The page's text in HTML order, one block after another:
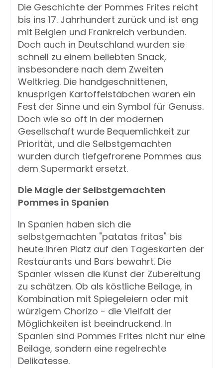
Die Geschichte der Pommes Frites reicht
bis ins 17. Jahrhundert zurück und ist eng
mit Belgien und Frankreich verbunden.
Doch auch in Deutschland wurden sie
schnell zu einem beliebten Snack,
insbesondere nach dem Zweiten
Weltkrieg. Die handgeschnittenen,
knusprigen Kartoffelstäbchen waren ein
Fest der Sinne und ein Symbol für Genuss.
Doch wie so oft in der modernen
Gesellschaft wurde Bequemlichkeit zur
Priorität, und die Selbstgemachten
wurden durch tiefgefrorene Pommes aus
dem Supermarkt ersetzt.
Die Magie der Selbstgemachten
Pommes in Spanien
In Spanien haben sich die
selbstgemachten "patatas fritas" bis
heute ihren Platz auf den Tageskarten der
Restaurants und Bars bewahrt. Die
Spanier wissen die Kunst der Zubereitung
zu schätzen. Ob als köstliche Beilage, in
Kombination mit Spiegeleiern oder mit
würzigem Chorizo - die Vielfalt der
Möglichkeiten ist beeindruckend. In
Spanien sind Pommes Frites nicht nur eine
Beilage, sondern eine regelrechte
Delikatesse.